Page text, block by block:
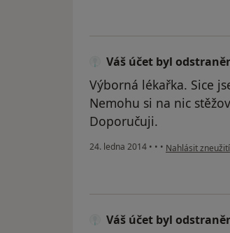
Váš účet byl
Výborná lékařka. Sice
Nemohu si na nic
Doporučuji.
24. ledna 2014 • • • podle názoru
Nahlásit zneužití
Váš účet byl